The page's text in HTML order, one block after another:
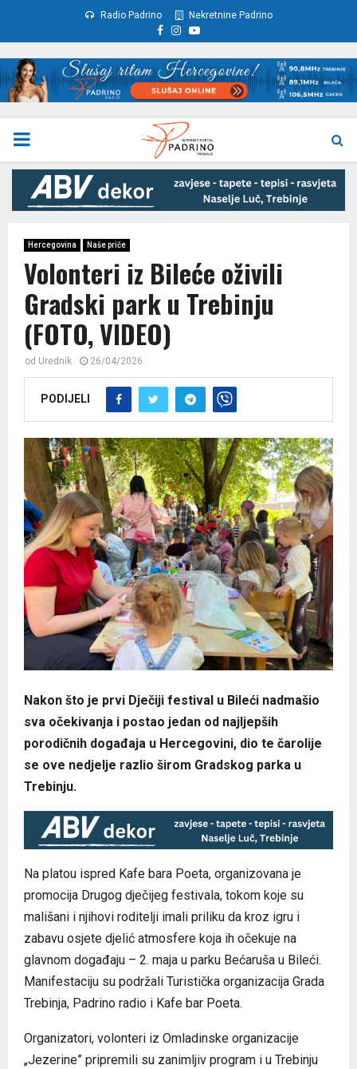
Radio Padrino Nekretnine Padrino
Facebook
Instagram
Youtube
PRIMARY
MENU
Hercegovina Naše priče
Volonteri iz Bileće oživili
Gradski park u Trebinju
(FOTO, VIDEO)
od Urednik 26/04/2026
PODIJELI
Nakon što je prvi Dječiji festival u Bileći nadmašio
sva očekivanja i postao jedan od najljepših
porodičnih događaja u Hercegovini, dio te čarolije
se ove nedjelje razlio širom Gradskog parka u
Trebinju.
Na platou ispred Kafe bara Poeta, organizovana je
promocija Drugog dječijeg festivala, tokom koje su
mališani i njihovi roditelji imali priliku da kroz igru i
zabavu osjete djelić atmosfere koja ih očekuje na
glavnom događaju – 2. maja u parku Bećaruša u Bileći.
Manifestaciju su podržali Turistička organizacija Grada
Trebinja, Padrino radio i Kafe bar Poeta.
Organizatori, volonteri iz Omladinske organizacije
„Jezerine” pripremili su zanimljiv program i u Trebinju